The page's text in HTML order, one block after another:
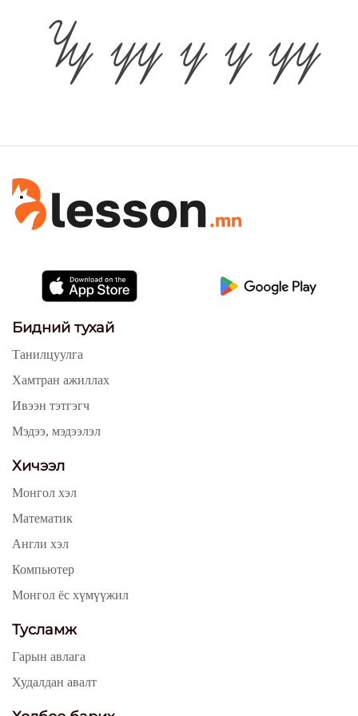
Үү үү ү ү үү
Бидний тухай
Танилцуулга
Хамтран ажиллах
Ивээн тэтгэгч
Мэдээ, мэдээлэл
Хичээл
Монгол хэл
Математик
Англи хэл
Компьютер
Монгол ёс хүмүүжил
Тусламж
Гарын авлага
Худалдан авалт